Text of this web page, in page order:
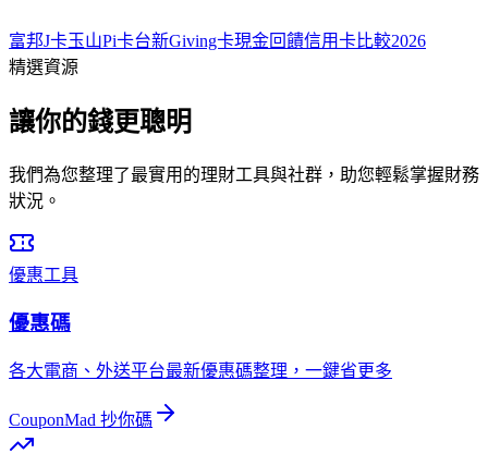
富邦J卡玉山Pi卡台新Giving卡現金回饋信用卡比較2026
精選資源
讓你的錢更聰明
我們為您整理了最實用的理財工具與社群，助您輕鬆掌握財務
狀況。
優惠工具
優惠碼
各大電商、外送平台最新優惠碼整理，一鍵省更多
CouponMad 抄你碼